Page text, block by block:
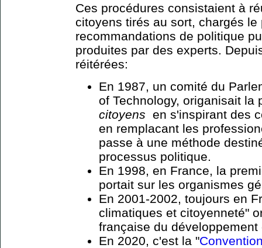
Ces procédures consistaient à
citoyens tirés au sort, chargés
recommandations de politique
produites par des experts.
réitérées:
En 1987, un comité du
of Technology, origanisait la
citoyens en s'inspirant des
en remplacant les
passe à une méthode
processus politique.
En 1998, en France, la
portait sur les organismes
En 2001-2002, toujours en
climatiques et citoyenneté"
française du développement
En 2020, c'est la "